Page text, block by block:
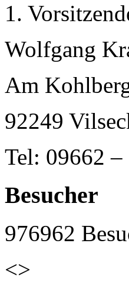
1.
Wolfgang
Am
92249
Tel: 09662 –
Besucher
976962
<>